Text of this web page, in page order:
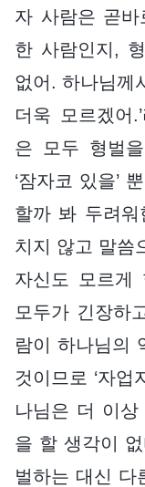
자 사람은 곧바
한 사람인지,
없어. 하나님께
더욱 모르겠어
은 모두 형벌
‘잠자코 있을’
할까 봐 두려
치지 않고 말씀
자신도 모르게
모두가 긴장하
람이 하나님의
것이므로 ‘자업
나님은 더 이
을 할 생각이
벌하는 대신 다